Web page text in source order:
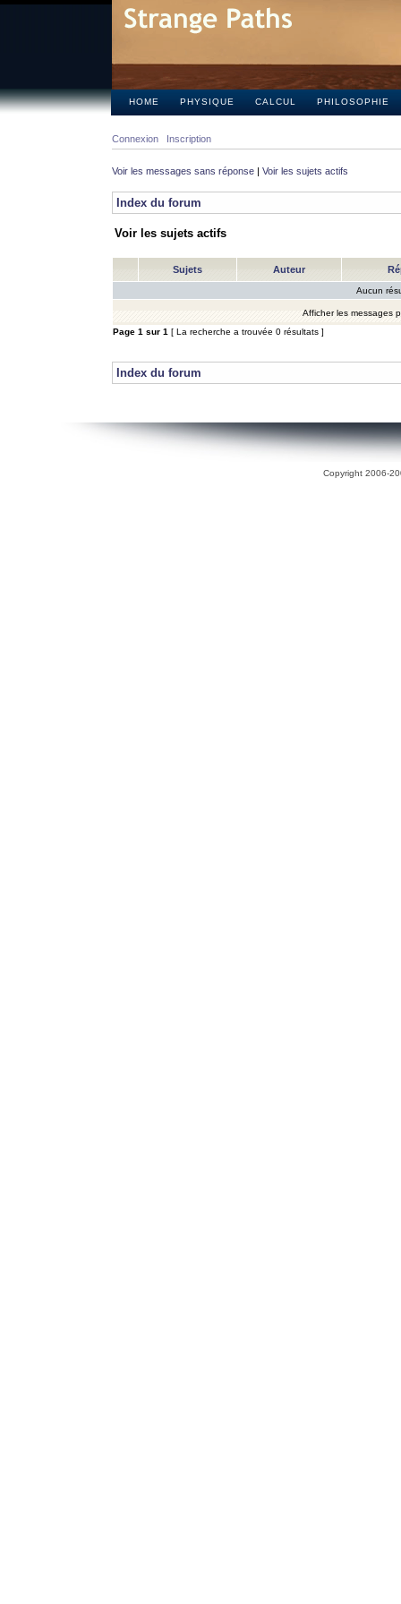
HOME PHYSIQUE CALCUL PHILOSOPHIE
Connexion Inscription
Voir les messages sans réponse | Voir les sujets actifs
Index du forum
Voir les sujets actifs
Sujets Auteur
Aucun
Afficher les messages
Page 1 sur 1 [ La recherche a trouvée 0 résultats ]
Index du forum
Copyright 2006-